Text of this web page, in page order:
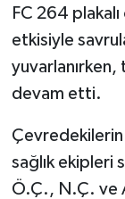
FC 264
etkisiyle
yuvarlanırken,
devam etti.
Çevredekilerin
sağlık ekipleri
Ö.Ç., N.Ç. ve